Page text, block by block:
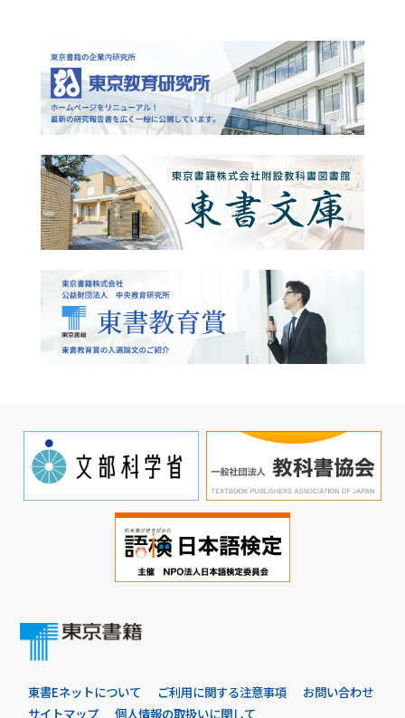
東書Eネットについて ご利用に関する注意事項
お問い合わせ
サイトマップ
個人情報の取扱いに関して